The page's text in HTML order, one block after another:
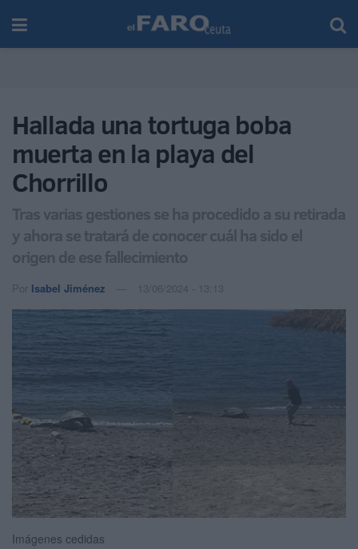
Hallada una tortuga boba
muerta en la playa del
Chorrillo
Tras varias gestiones se ha procedido a su retirada
y ahora se tratará de conocer cuál ha sido el
origen de ese fallecimiento
Por Isabel Jiménez 13/06/2024 - 13:13
Imágenes cedidas